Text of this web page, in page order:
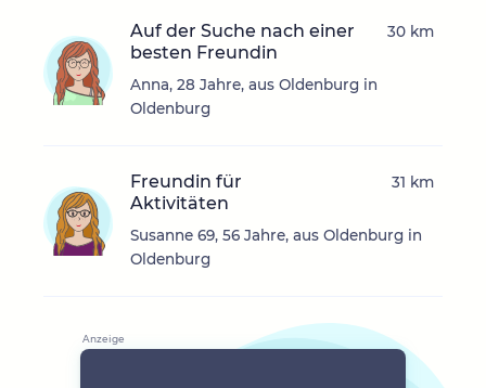
Auf der Suche nach einer
besten Freundin
Anna, 28 Jahre, aus Oldenburg in
Oldenburg
30 km
Freundin für
Aktivitäten
Susanne 69, 56 Jahre, aus Oldenburg in
Oldenburg
31 km